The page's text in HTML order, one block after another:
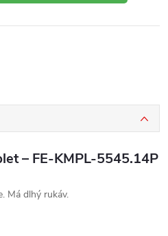
– FE-KMPL-5545.14P
Má dlhý rukáv.